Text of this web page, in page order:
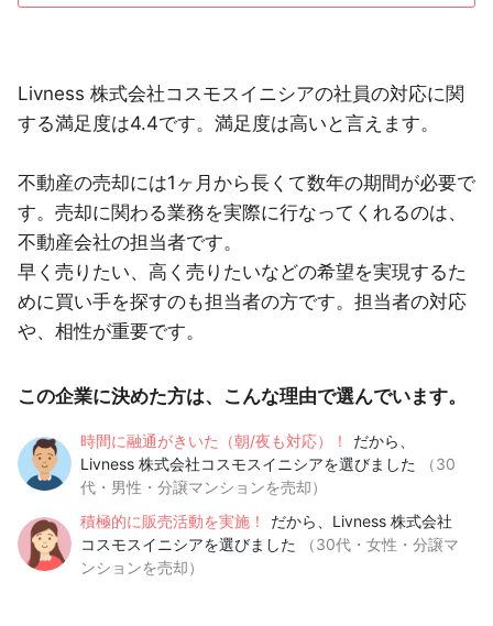
Livness 株式会社コスモスイニシアの社員の対応に関
する満足度は4.4です。満足度は高いと言えます。
不動産の売却には1ヶ月から長くて数年の期間が必要で
す。売却に関わる業務を実際に行なってくれるのは、
不動産会社の担当者です。
早く売りたい、高く売りたいなどの希望を実現するた
めに買い手を探すのも担当者の方です。担当者の対応
や、相性が重要です。
この企業に決めた方は、こんな理由で選んでいます。
時間に融通がきいた（朝/夜も対応）！
だから、
Livness 株式会社コスモスイニシアを選びました
（30
代・男性・分譲マンションを売却）
積極的に販売活動を実施！
だから、Livness 株式会社
コスモスイニシアを選びました
（30代・女性・分譲マ
ンションを売却）